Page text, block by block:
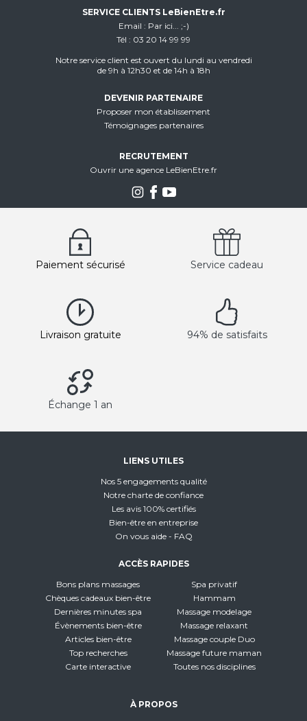
SERVICE CLIENTS LeBienEtre.fr
Email
Par ici... ;-)
Tél
03 20 14 99 99
Notre service client est ouvert du lundi au vendredi
de 9h à 12h30 et de 14h à 18h
DEVENIR PARTENAIRE
Proposer mon établissement
Témoignages partenaires
RECRUTEMENT
Ouvrir une agence LeBienEtre.fr
Paiement sécurisé Service cadeau
Livraison gratuite 94% de satisfaits
Échange 1 an
LIENS UTILES
Nos 5 engagements qualité
Notre charte de confiance
Les avis 100% certifiés
Bien-être en entreprise
On vous aide - FAQ
ACCÈS RAPIDES
Bons plans massages
Chèques cadeaux bien-être
Dernières minutes spa
Évènements bien-être
Articles bien-être
Top recherches
Carte interactive
Spa privatif
Hammam
Massage modelage
Massage relaxant
Massage couple Duo
Massage future maman
Toutes nos disciplines
À PROPOS